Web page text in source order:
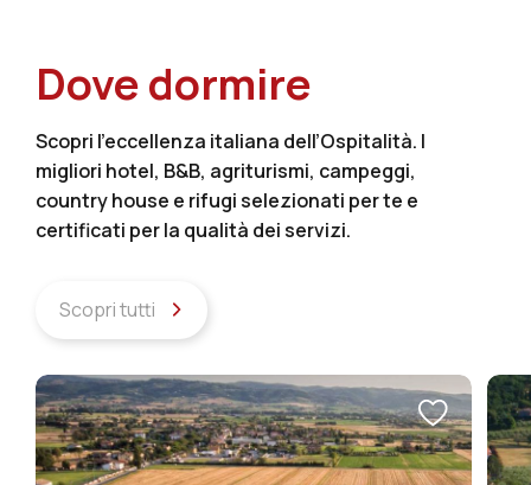
Dove dormire
Scopri l’eccellenza italiana dell’Ospitalità. I
migliori hotel, B&B, agriturismi, campeggi,
country house e rifugi selezionati per te e
certificati per la qualità dei servizi.
Scopri tutti